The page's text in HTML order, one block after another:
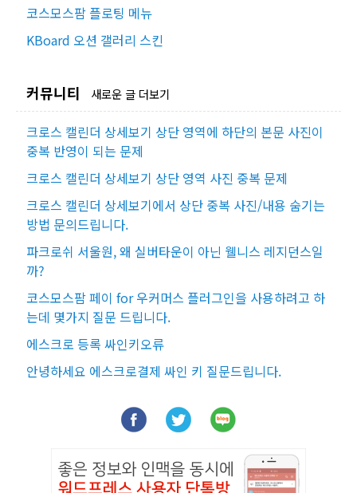
코스모스팜 플로팅 메뉴
KBoard 오션 갤러리 스킨
커뮤니티 새로운 글 더보기
크로스 캘린더 상세보기 상단 영역에 하단의 본문 사진이
중복 반영이 되는 문제
크로스 캘린더 상세보기 상단 영역 사진 중복 문제
크로스 캘린더 상세보기에서 상단 중복 사진/내용 숨기는
방법 문의드립니다.
파크로쉬 서울원, 왜 실버타운이 아닌 웰니스 레지던스일
까?
코스모스팜 페이 for 우커머스 플러그인을 사용하려고 하
는데 몇가지 질문 드립니다.
에스크로 등록 싸인키오류
안녕하세요 에스크로결제 싸인 키 질문드립니다.